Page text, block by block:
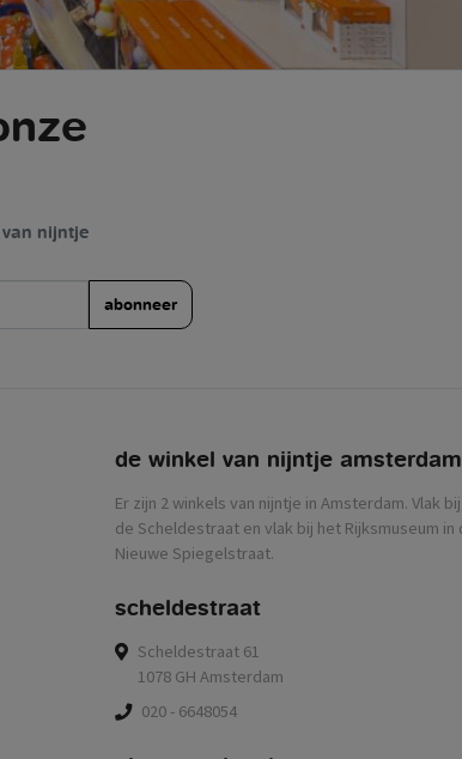
nijntje
abonneer
de winkel van nijntje
Er zijn 2 winkels van nijntje in Amsterdam. Vlak
de Scheldestraat en vlak bij het Rijksmuseum in
Nieuwe Spiegelstraat.
scheldestraat
Scheldestraat 61
1078 GH Amsterdam
020 - 6648054